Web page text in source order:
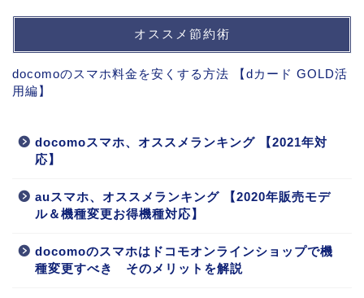
オススメ節約術
docomoのスマホ料金を安くする方法 【dカード GOLD活
用編】
docomoスマホ、オススメランキング 【2021年対
応】
auスマホ、オススメランキング 【2020年販売モデ
ル＆機種変更お得機種対応】
docomoのスマホはドコモオンラインショップで機
種変更すべき そのメリットを解説